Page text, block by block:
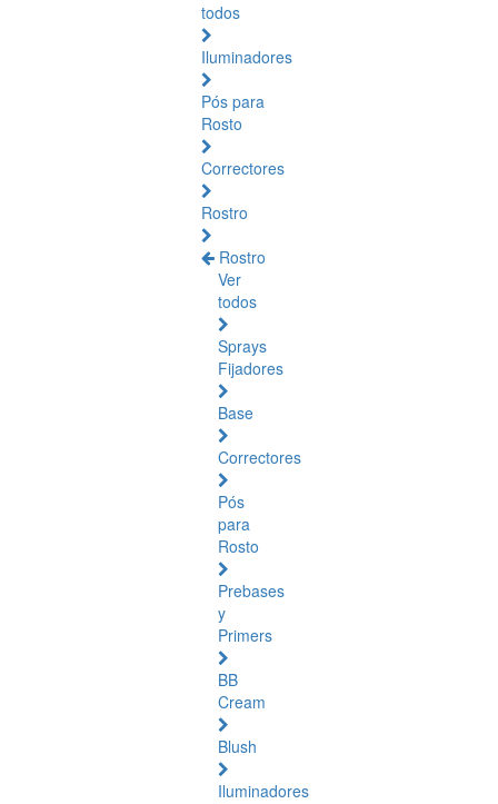
todos
Iluminadores
Pós para
Rosto
Correctores
Rostro
Rostro
Ver
todos
Sprays
Fijadores
Base
Correctores
Pós
para
Rosto
Prebases
y
Primers
BB
Cream
Blush
Iluminadores